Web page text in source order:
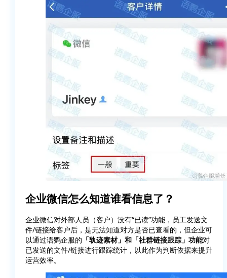
企业微信怎么知道谁看信息了？
企业微信对外部人员（客户）没有“已读”功能，员工发送文
件/链接给客户后，是无法知道对方是否已查看的，但企业可
以通过语鹦企服的 「轨迹素材」和「社群链接跟踪」功能对
已发送的文件/链接进行跟踪统计，以此作为判断依据来提升
运营效率。